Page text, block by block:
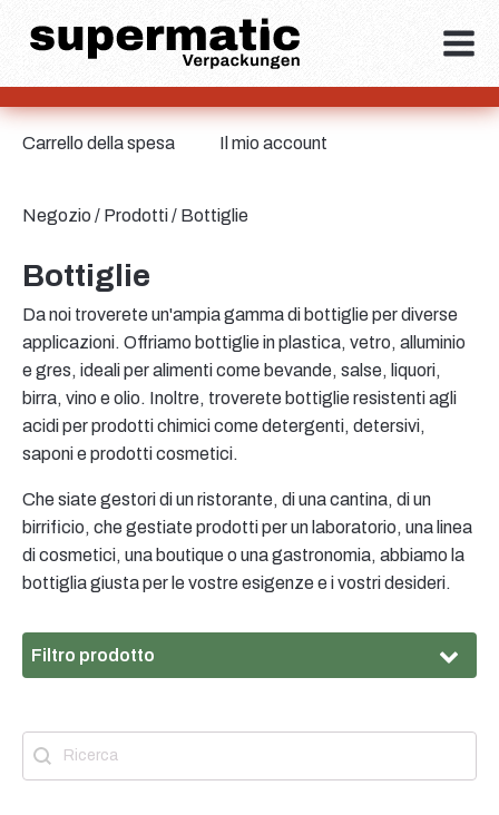
Negozio / Prodotti/ Bottiglie
Carrello della spesa Il mio account
Bottiglie
Da noi troverete un'ampia gamma di bottiglie per diverse
applicazioni. Offriamo bottiglie in plastica, vetro, alluminio
e gres, ideali per alimenti come bevande, salse, liquori,
birra, vino e olio. Inoltre, troverete bottiglie resistenti agli
acidi per prodotti chimici come detergenti, detersivi,
saponi e prodotti cosmetici.
Che siate gestori di un ristorante, di una cantina, di un
birrificio, che gestiate prodotti per un laboratorio, una linea
di cosmetici, una boutique o una gastronomia, abbiamo la
bottiglia giusta per le vostre esigenze e i vostri desideri.
Filtro prodotto
Materiale
HD-PE
Ricerca
Contenuto della ricerca